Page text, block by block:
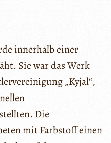
innerhalb einer
Sie war das Werk
„Kyjal“,
Die
mit Farbstoff einen